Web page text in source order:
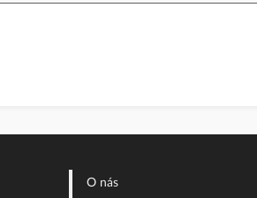
O nás